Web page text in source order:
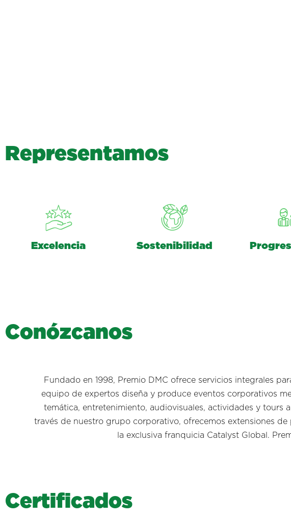
Representamos
Excelencia Sostenibilidad
Conózcanos
Fundado en 1998, Premio DMC ofrece servicios integrales
equipo de expertos diseña y produce eventos corporativos
temática, entretenimiento, audiovisuales, actividades y tours
través de nuestro grupo corporativo, ofrecemos extensiones
la exclusiva franquicia Catalyst Global.
Certificad os